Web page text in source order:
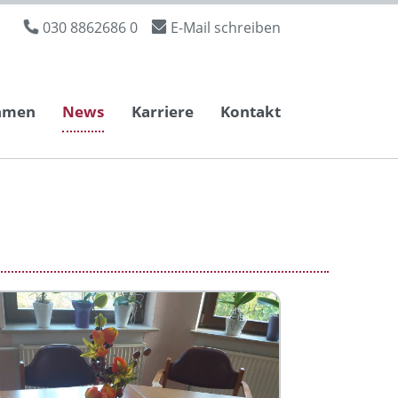
030 8862686 0 E-Mail schreiben
News Karriere Kontakt